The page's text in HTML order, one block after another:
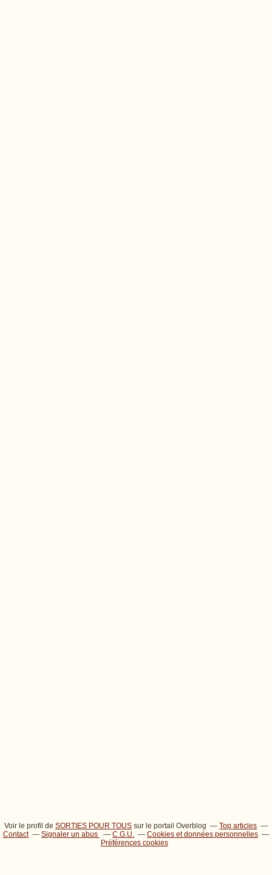
Voir le profil de SORTIES POUR TOUS sur le portail Overblog
Top articles
Contact
Signaler un abus C.G.U.
Cookies et données personnelles
Préférences cookies